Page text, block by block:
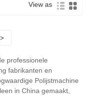
View as
>
professionele
fabrikanten en
Polijstmachine
in China gemaakt,